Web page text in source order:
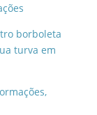
borboleta
turva em